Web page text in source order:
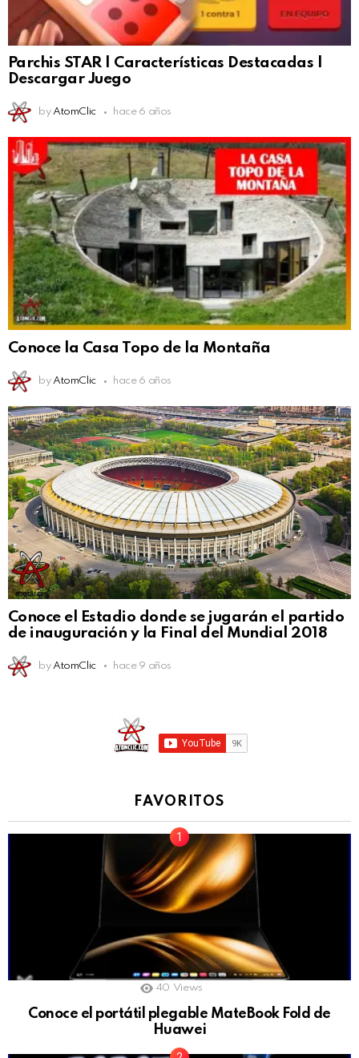
Parchis STAR | Características Destacadas |
Descargar Juego
by AtomClic hace 6 años
Conoce la Casa Topo de la Montaña
by AtomClic hace 6 años
Conoce el Estadio donde se jugarán el partido
de inauguración y la Final del Mundial 2018
by AtomClic hace 9 años
FAVORITOS
40 Views
Conoce el portátil plegable MateBook Fold de
Huawei